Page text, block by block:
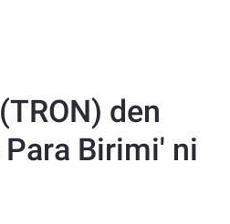
den
Birimi' ni